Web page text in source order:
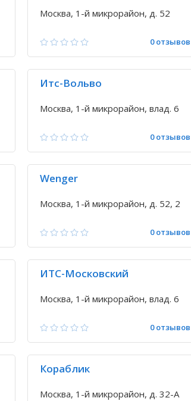
Москва, 1-й микрорайон, д. 52
0 отзывов
Итс-Вольво
Москва, 1-й микрорайон, влад. 6
0 отзывов
Wenger
Москва, 1-й микрорайон, д. 52, 2
0 отзывов
ИТС-Московский
Москва, 1-й микрорайон, влад. 6
0 отзывов
Кораблик
Москва, 1-й микрорайон, д. 32-А